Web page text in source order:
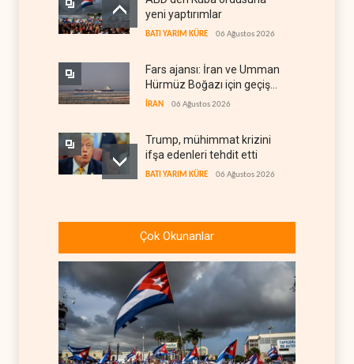
yeni yaptırımlar
BATI YARIM KÜRE 06 Ağustos 2026
Fars ajansı: İran ve Umman
Hürmüz Boğazı için geçiş
koridorlarında anlaştı
İRAN 06 Ağustos 2026
Trump, mühimmat krizini
ifşa edenleri tehdit etti
BATI YARIM KÜRE 06 Ağustos 2026
Şeria'da işgalci
yerleşimcilere cezasızlık
sağladı
İsrail, beyin göçünde rekora
koşuyor
İSRAİL
Kolombiya kartelleri
Çok Okunanlar